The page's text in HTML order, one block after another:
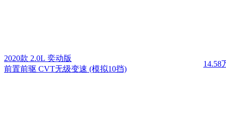
2020款 2.0L 奕动版
前置前驱 CVT无级变速 (模拟10挡)
14.58